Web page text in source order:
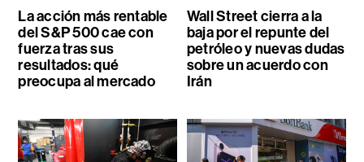
La acción más rentable
del S&P 500 cae con
fuerza tras sus
resultados: qué
preocupa al mercado
Wall Street cierra a la
baja por el repunte del
petróleo y nuevas dudas
sobre un acuerdo con
Irán